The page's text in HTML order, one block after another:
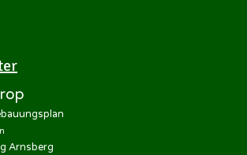
Arnsberg